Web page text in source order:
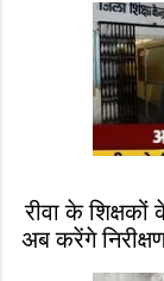
रीवा के
अब करेंगे